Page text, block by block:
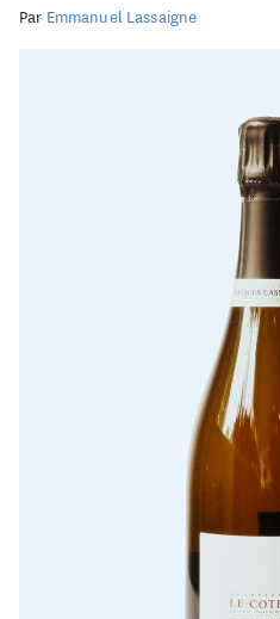
NOS VIGNERONS
LISTE DE PRIX RESTAURANTS
POLITIQUE DE CONFIDENTIALITÉ
INSTAGRAM
Par Emmanuel Lassaigne